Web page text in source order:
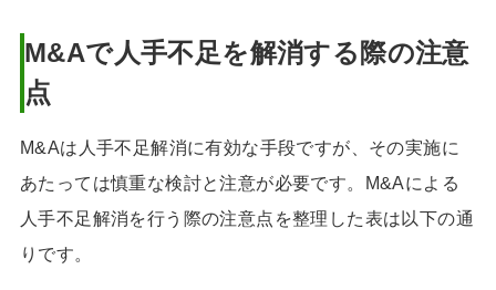
M&Aで人手不足を解消する際の注意
点
M&Aは人手不足解消に有効な手段ですが、その実施に
あたっては慎重な検討と注意が必要です。M&Aによる
人手不足解消を行う際の注意点を整理した表は以下の通
りです。